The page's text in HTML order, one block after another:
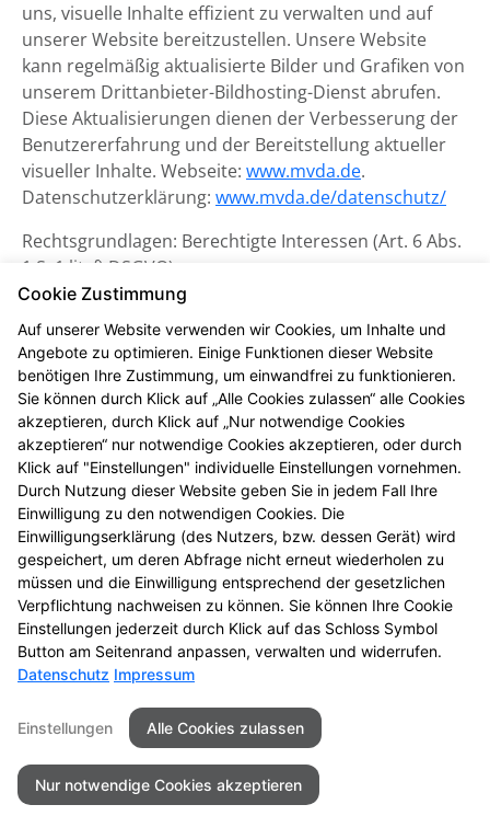
uns, visuelle Inhalte effizient zu verwalten und auf
unserer Website bereitzustellen. Unsere Website
kann regelmäßig aktualisierte Bilder und Grafiken von
unserem Drittanbieter-Bildhosting-Dienst abrufen.
Diese Aktualisierungen dienen der Verbesserung der
Benutzererfahrung und der Bereitstellung aktueller
visueller Inhalte. Webseite: www.mvda.de.
Datenschutzerklärung: www.mvda.de/datenschutz/
Rechtsgrundlagen: Berechtigte Interessen (Art. 6 Abs.
1 S. 1 lit. f) DSGVO)
Datenschutzerklärung zum
Kontaktformular und CAPTCHA
Wenn Sie uns per Kontaktformular oder per
Vorbestellungsformular Anfragen zukommen lassen,
werden Ihre Angaben aus dem Formular inklusive der
von Ihnen dort angegebenen Kontaktdaten zwecks
Bearbeitung der Anfragen/Vorbestellung für den Fall
von Anschlussfragen bei uns gespeichert. Diese
Daten geben wir nicht ohne Ihre Einwilligung weiter.
Einsatz von Buchstaben-CAPTCHA „captcha-image“
Zum Schutz Ihrer Anfragen/Vorbestellungen über das
Internetformular verwenden wir den Dienst
Buchstaben-CAPTCHA des Unternehmens BCF GmbH
(https://www.b-cf.de/
Unterscheidung, ob die Eingabe durch einen
Menschen oder missbräuchlich durch automatisierte,
maschinelle Verarbeitung (Bots) erfolgt. Das CAPTCHA
verwendet keine Cookies.
Cookie Zustimmung
Auf unserer Website verwenden wir Cookies, um Inhalte und
Angebote zu optimieren. Einige Funktionen dieser Website
benötigen Ihre Zustimmung, um einwandfrei zu funktionieren.
Sie können durch Klick auf „Alle Cookies zulassen“ alle Cookies
akzeptieren, durch Klick auf „Nur notwendige Cookies
akzeptieren“ nur notwendige Cookies akzeptieren, oder durch
Klick auf "Einstellungen" individuelle Einstellungen vornehmen.
Durch Nutzung dieser Website geben Sie in jedem Fall Ihre
Einwilligung zu den notwendigen Cookies. Die
Einwilligungserklärung (des Nutzers, bzw. dessen Gerät) wird
gespeichert, um deren Abfrage nicht erneut wiederholen zu
müssen und die Einwilligung entsprechend der gesetzlichen
Verpflichtung nachweisen zu können. Sie können Ihre Cookie
Einstellungen jederzeit durch Klick auf das Schloss Symbol
Button am Seitenrand anpassen, verwalten und widerrufen.
Datenschutz Impressum
Einstellungen Alle Cookies zulassen
Nur notwendige Cookies akzeptieren